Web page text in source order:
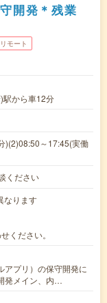
開発＊残業
モート
駅から車12分
)(2)08:50～17:45(実働
ください
なります
ください。
アプリ）の保守開発に
発メイン、内…